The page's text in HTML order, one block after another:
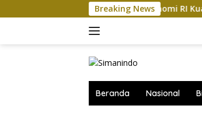
ke
Breaking News
Kemajuan Ekonomi RI Kuartal II
Beranda Nasional